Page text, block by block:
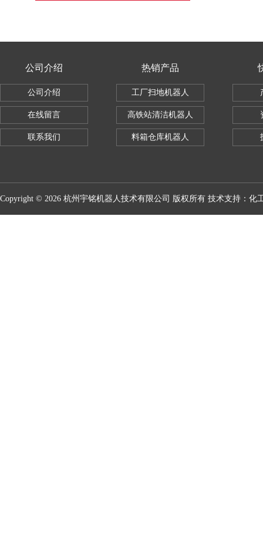
公司介绍
公司介绍
在线留言
联系我们
热销产品
工厂扫地机器人
高铁站清洁机器人
料箱仓库机器人
Copyright © 2026 杭州宇铭机器人技术有限公司 版权所有 技术支持： 化